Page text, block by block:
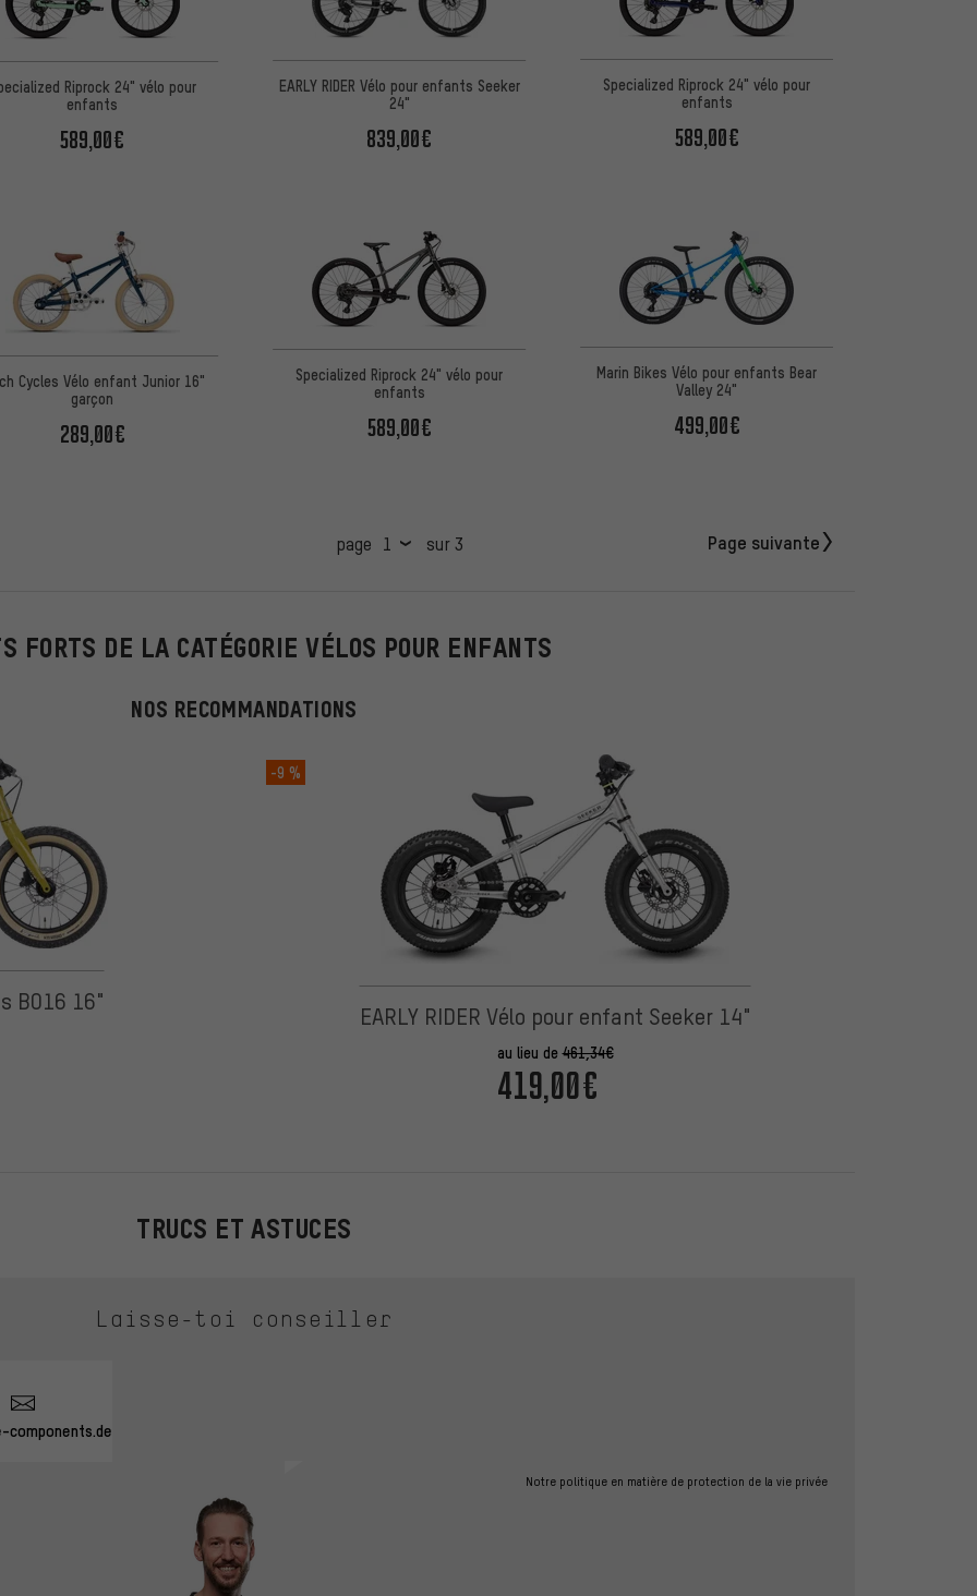
Riprock 24" vélo pour
enfants
589,00€
EARLY RIDER Vélo pour enfants Seeker
24"
839,00€
Specialized Riprock 24" vélo pour
enfants
589,00€
Cycles Vélo enfant Junior 16"
garçon
289,00€
Specialized Riprock 24" vélo pour
enfants
589,00€
Marin Bikes Vélo pour enfants Bear
Valley 24"
499,00€
page sur 3 Page suivante
FORTS DE LA CATÉGORIE VÉLOS POUR ENFANTS
NOS RECOMMANDATIONS
BO16 16"
-9 %
EARLY RIDER Vélo pour enfant Seeker 14"
au lieu de461,34€
419,00€
TRUCS ET ASTUCES
Laisse-toi conseiller
components.de
Notre politique en matière de protection de la vie privée